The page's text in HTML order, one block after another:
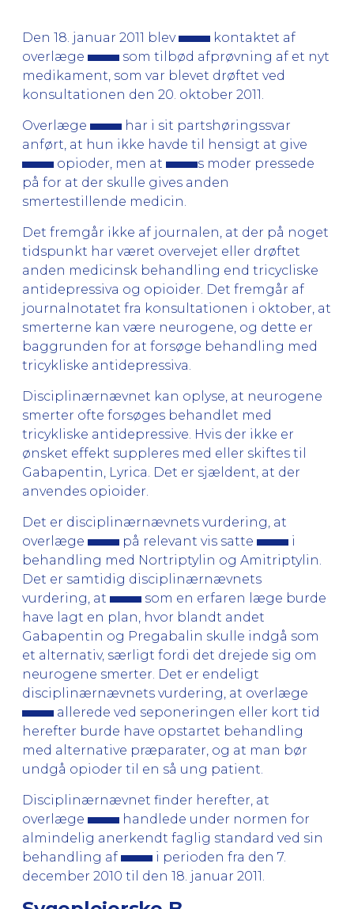
Den 18. januar 2011 blev
kontaktet af
overlæge
som tilbød afprøvning af et nyt
medikament, som var blevet drøftet ved
konsultationen den 20. oktober 2011.
Overlæge
har i sit partshøringssvar
anført, at hun ikke havde til hensigt at give
opioder, men at
s moder pressede
på for at der skulle gives anden
smertestillende medicin.
Det fremgår ikke af journalen, at der på noget
tidspunkt har været overvejet eller drøftet
anden medicinsk behandling end tricycliske
antidepressiva og opioider. Det fremgår af
journalnotatet fra konsultationen i oktober, at
smerterne kan være neurogene, og dette er
baggrunden for at forsøge behandling med
tricykliske antidepressiva.
Disciplinærnævnet kan oplyse, at neurogene
smerter ofte forsøges behandlet med
tricykliske antidepressive. Hvis der ikke er
ønsket effekt suppleres med eller skiftes til
Gabapentin, Lyrica. Det er sjældent, at der
anvendes opioider.
Det er disciplinærnævnets vurdering, at
overlæge
på relevant vis satte
i
behandling med Nortriptylin og Amitriptylin.
Det er samtidig disciplinærnævnets
vurdering, at
som en erfaren læge burde
have lagt en plan, hvor blandt andet
Gabapentin og Pregabalin skulle indgå som
et alternativ, særligt fordi det drejede sig om
neurogene smerter. Det er endeligt
disciplinærnævnets vurdering, at overlæge
allerede ved seponeringen eller kort tid
herefter burde have opstartet behandling
med alternative præparater, og at man bør
undgå opioder til en så ung patient.
Disciplinærnævnet finder herefter, at
overlæge
handlede under normen for
almindelig anerkendt faglig standard ved sin
behandling af
i perioden fra den 7.
december 2010 til den 18. januar 2011.